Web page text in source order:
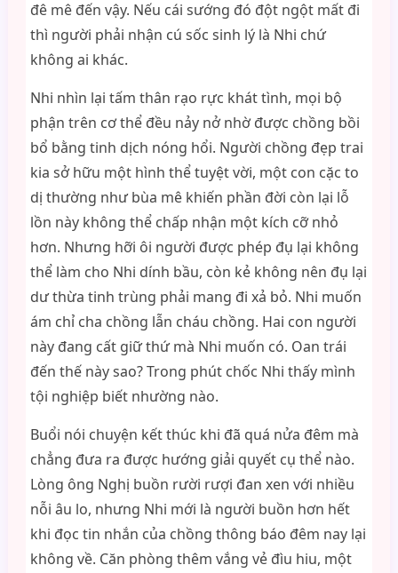
đê mê đến vậy. Nếu cái sướng đó đột ngột mất đi
thì người phải nhận cú sốc sinh lý là Nhi chứ
không ai khác.
Nhi nhìn lại tấm thân rạo rực khát tình, mọi bộ
phận trên cơ thể đều nảy nở nhờ được chồng bồi
bổ bằng tinh dịch nóng hổi. Người chồng đẹp trai
kia sở hữu một hình thể tuyệt vời, một con cặc to
dị thường như bùa mê khiến phần đời còn lại lỗ
lồn này không thể chấp nhận một kích cỡ nhỏ
hơn. Nhưng hỡi ôi người được phép đụ lại không
thể làm cho Nhi dính bầu, còn kẻ không nên đụ lại
dư thừa tinh trùng phải mang đi xả bỏ. Nhi muốn
ám chỉ cha chồng lẫn cháu chồng. Hai con người
này đang cất giữ thứ mà Nhi muốn có. Oan trái
đến thế này sao? Trong phút chốc Nhi thấy mình
tội nghiệp biết nhường nào.
Buổi nói chuyện kết thúc khi đã quá nửa đêm mà
chẳng đưa ra được hướng giải quyết cụ thể nào.
Lòng ông Nghị buồn rười rượi đan xen với nhiều
nỗi âu lo, nhưng Nhi mới là người buồn hơn hết
khi đọc tin nhắn của chồng thông báo đêm nay lại
không về. Căn phòng thêm vắng vẻ đìu hiu, một